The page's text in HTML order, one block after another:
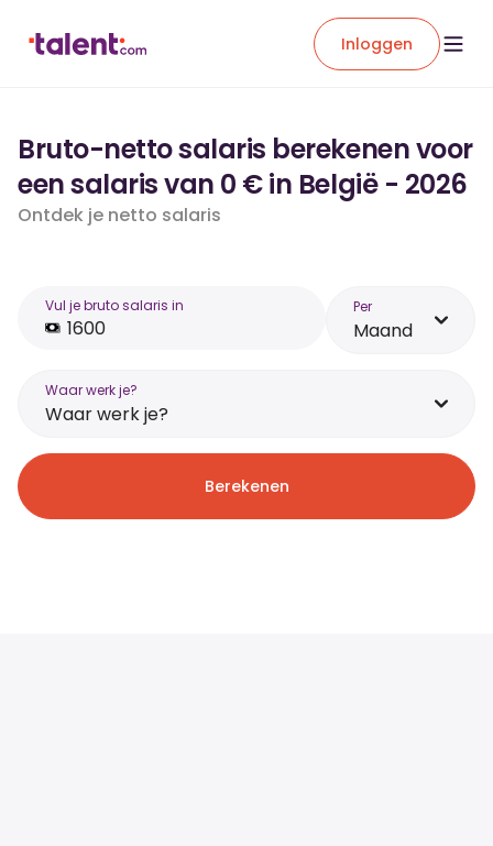
Inloggen
Bruto-netto salaris berekenen voor
een salaris van 0 € in België - 2026
Ontdek je netto salaris
Vul je bruto salaris in Per
Maand
Waar werk je?
Waar werk je?
Berekenen